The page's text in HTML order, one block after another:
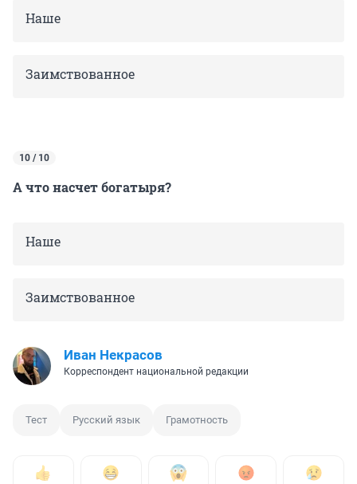
Наше
Заимствованное
10 / 10
А что насчет богатыря?
Наше
Заимствованное
Иван Некрасов
Корреспондент национальной редакции
Тест Русский язык Грамотность